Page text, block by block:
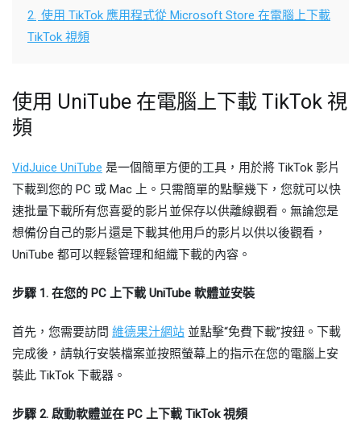
2. 使用 TikTok 應用程式從 Microsoft Store 在電腦上下載
TikTok 視頻
使用 UniTube 在電腦上下載 TikTok 視
頻
VidJuice UniTube 是一個簡單方便的工具，用於將 TikTok 影片
下載到您的 PC 或 Mac 上。只需簡單的點擊幾下，您就可以快
速批量下載所有您喜愛的影片並保存以供離線觀看。無論您是
想備份自己的影片還是下載其他用戶的影片以供以後觀看，
UniTube 都可以輕鬆管理和組織下載的內容。
步驟 1. 在您的 PC 上下載 UniTube 軟體並安裝
首先，您需要訪問 維德果汁網站 並點擊“免費下載”按鈕。下載
完成後，請執行安裝檔案並按照螢幕上的指示在您的電腦上安
裝此 TikTok 下載器。
步驟 2. 啟動軟體並在 PC 上下載 TikTok 視頻